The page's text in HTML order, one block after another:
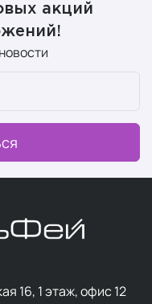
акций
16, 1 этаж, офис 12